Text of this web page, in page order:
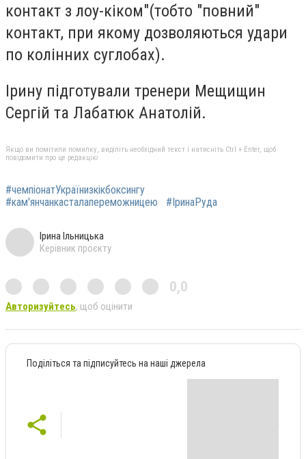
контакт з лоу-кіком"(тобто "повний"
контакт, при якому дозволяються удари
по колінних суглобах).
Ірину підготували тренери Мещищин
Сергій та Лабатюк Анатолій.
Якщо ви помітили помилку, виділіть необхідний текст і натисніть Ctrl + Enter, щоб
повідомити про це редакцію
#чемпіонатУкраїнизкікбоксингу
#кам'янчанкасталапереможницею
#ІринаРуда
Ірина Ільницька
Керівник проєкту
0,0
Авторизуйтесь, щоб оцінити
Поділіться та підписуйтесь на наші джерела